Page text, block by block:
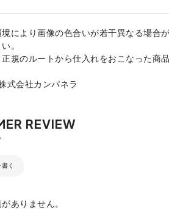
により画像の色合いが若干異なる場合が
。
規のルートから仕入れをおこなった商
式会社カンパネラ
く
ありません。